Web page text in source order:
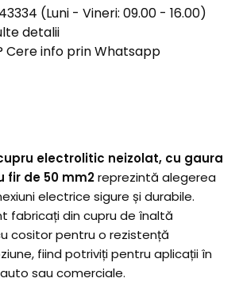
(Luni - Vineri: 09.00 - 16.00)
detalii
Cere info prin Whatsapp
electrolitic neizolat, cu gaura
fir de 50 mm2reprezintă alegerea
electrice sigure și durabile.
fabricați din cupru de înaltă
cositor pentru o rezistență
fiind potriviți pentru aplicații în
sau comerciale.